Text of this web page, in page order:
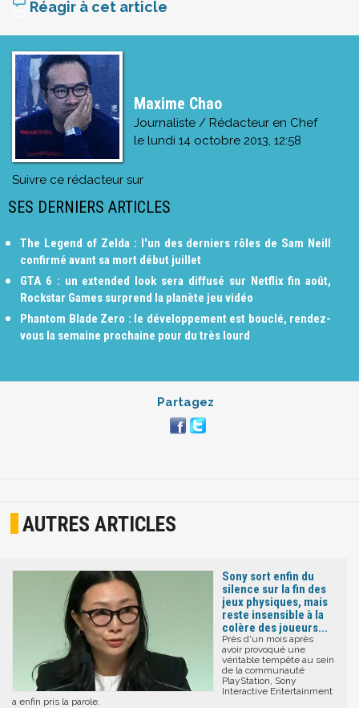
Réagir à cet article
Maxime Chao
Journaliste / Rédacteur en Chef
le lundi 14 octobre 2013, 12:58
Suivre ce rédacteur sur
SES DERNIERS ARTICLES
The Legend of Zelda : l'un des derniers rôles de Sam Neill
confirmé avant sa mort début juillet
GTA 6 : un extended look sera diffusé sur Netflix fin août,
Rockstar Games surprend la planète jeu vidéo
Phantom Blade Zero : le développement est bouclé, rendez-
vous la semaine prochaine pour du très lourd
Partagez
AUTRES ARTICLES
Sony sort enfin du
silence sur la fin des
jeux physiques, mais
reste insensible à la
colère des joueurs...
Près d'un mois après
avoir provoqué une
véritable tempête au sein
de la communauté
PlayStation, Sony
Interactive Entertainment
a enfin pris la parole.